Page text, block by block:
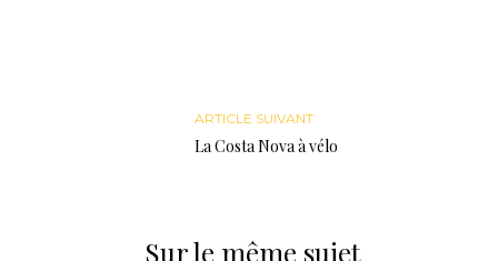
ARTICLE SUIVANT
La Costa Nova à vélo
Sur le même sujet